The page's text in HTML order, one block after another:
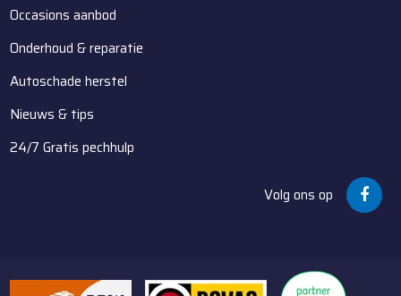
Occasions aanbod
Onderhoud & reparatie
Autoschade herstel
Nieuws & tips
24/7 Gratis pechhulp
Volg ons op